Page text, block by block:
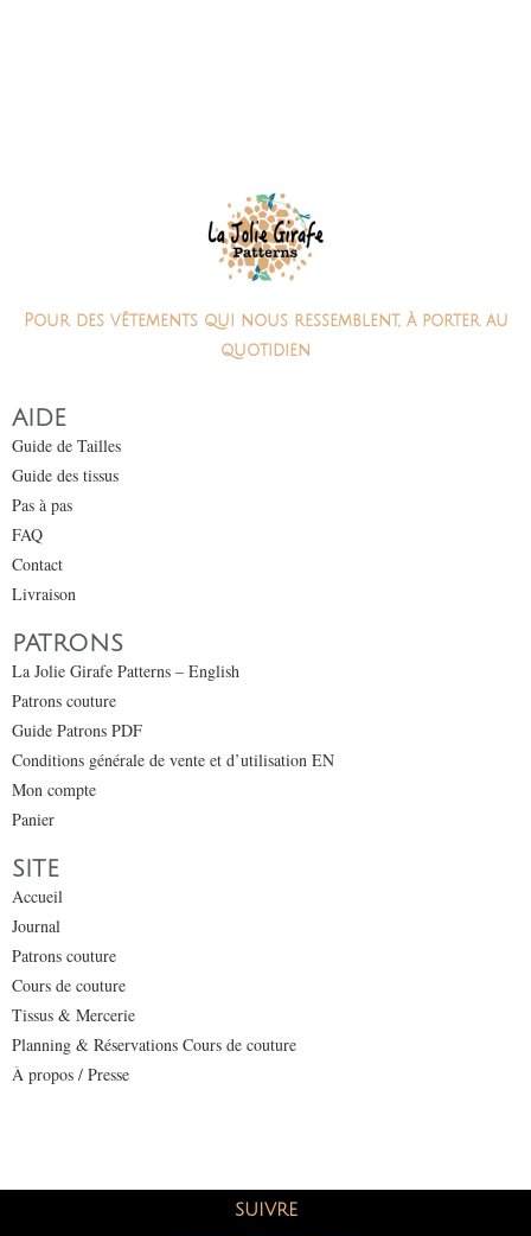
Pour des vêtements qui nous ressemblent, à porter au
quotidien
AIDE
Guide de Tailles
Guide des tissus
Pas à pas
FAQ
Contact
Livraison
PATRONS
La Jolie Girafe Patterns – English
Patrons couture
Guide Patrons PDF
Conditions générale de vente et d’utilisation EN
Mon compte
Panier
SITE
Accueil
Journal
Patrons couture
Cours de couture
Tissus & Mercerie
Planning & Réservations Cours de couture
À propos / Presse
SUIVRE